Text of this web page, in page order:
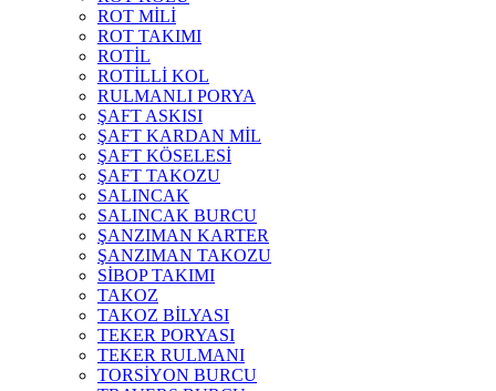
ROT MİLİ
ROT TAKIMI
ROTİL
ROTİLLİ KOL
RULMANLI PORYA
ŞAFT ASKISI
ŞAFT KARDAN MİL
ŞAFT KÖSELESİ
ŞAFT TAKOZU
SALINCAK
SALINCAK BURCU
ŞANZIMAN KARTER
ŞANZIMAN TAKOZU
SİBOP TAKIMI
TAKOZ
TAKOZ BİLYASI
TEKER PORYASI
TEKER RULMANI
TORSİYON BURCU